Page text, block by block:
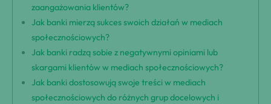
zaangażowania klientów?
Jak banki mierzą sukces swoich działań w mediach
społecznościowych?
Jak banki radzą sobie z negatywnymi opiniami lub
skargami klientów w mediach społecznościowych?
Jak banki dostosowują swoje treści w mediach
społecznościowych do różnych grup docelowych i